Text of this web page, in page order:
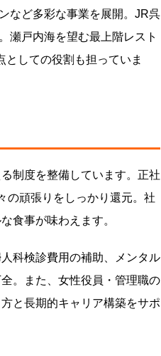
など多彩な事業を展開。JR呉
瀬戸内海を望む最上階レスト
しての役割も担っていま
制度を整備しています。正社
の頑張りをしっかり還元。社
食事が味わえます。
科検診費用の補助、メンタル
。また、女性役員・管理職の
と長期的キャリア構築をサポ